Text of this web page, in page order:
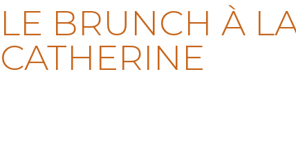
LE BRUNCH À
CATHERINE